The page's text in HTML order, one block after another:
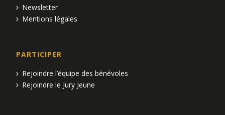
Newsletter
Mentions légales
PARTICIPER
Rejoindre l’équipe des bénévoles
Rejoindre le Jury Jeune